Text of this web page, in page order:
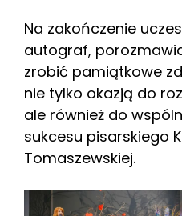
Na zakończenie
autograf,
zrobić pamiątkowe
nie tylko okazją do
ale również do
sukcesu pisarskiego
Tomaszewskiej.